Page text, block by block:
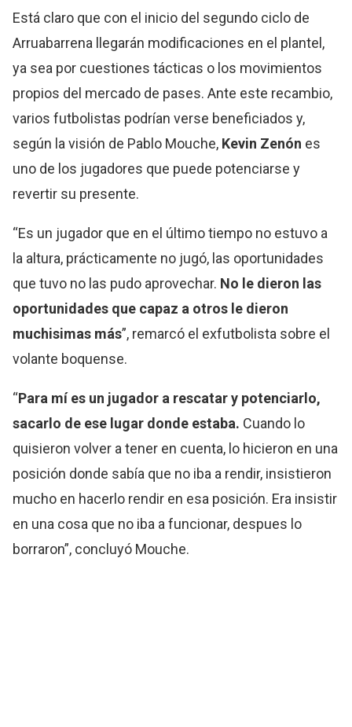
Está claro que con el inicio del segundo ciclo de
Arruabarrena llegarán modificaciones en el plantel,
ya sea por cuestiones tácticas o los movimientos
propios del mercado de pases. Ante este recambio,
varios futbolistas podrían verse beneficiados y,
según la visión de Pablo Mouche, Kevin Zenón es
uno de los jugadores que puede potenciarse y
revertir su presente.
“Es un jugador que en el último tiempo no estuvo a
la altura, prácticamente no jugó, las oportunidades
que tuvo no las pudo aprovechar. No le dieron las
oportunidades que capaz a otros le dieron
muchisimas más”, remarcó el exfutbolista sobre el
volante boquense.
“Para mí es un jugador a rescatar y potenciarlo,
sacarlo de ese lugar donde estaba. Cuando lo
quisieron volver a tener en cuenta, lo hicieron en una
posición donde sabía que no iba a rendir, insistieron
mucho en hacerlo rendir en esa posición. Era insistir
en una cosa que no iba a funcionar, despues lo
borraron”, concluyó Mouche.